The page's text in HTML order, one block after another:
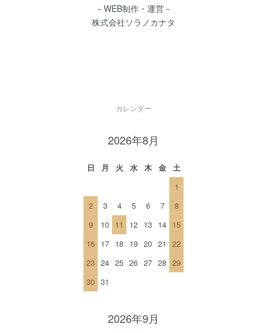
－WEB制作・運営－
株式会社ソラノカナタ
カレンダー
2026年8月
日 月 火 水 木 金
土
1
2
3 4 5 6 7
8
9
10 11 12 13 14 15
16 17 18 19 20 21
22
23 24 25 26 27 28 29
30 31
2026年9月